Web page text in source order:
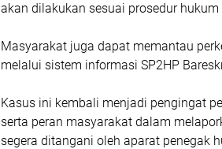
akan dilakukan sesuai prosedur hukum
Masyarakat juga dapat memantau
melalui sistem informasi SP2HP
Kasus ini kembali menjadi pengingat
serta peran masyarakat dalam
segera ditangani oleh aparat penegak